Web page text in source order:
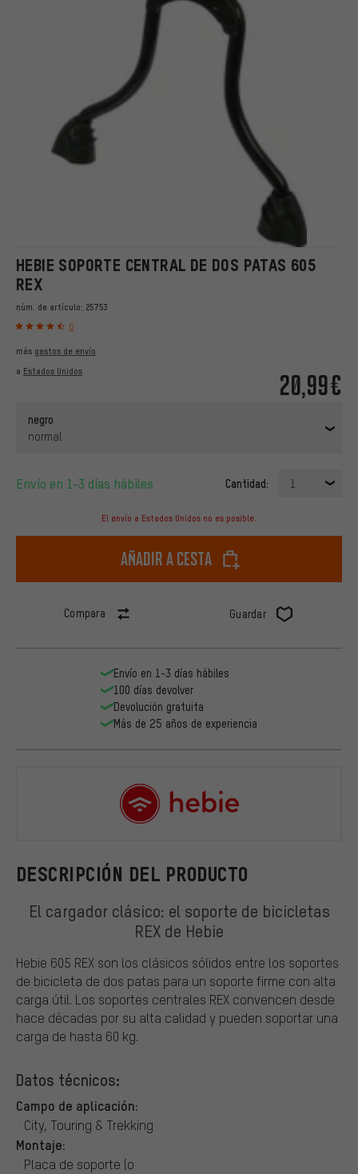
HEBIE SOPORTE CENTRAL DE DOS PATAS 605
REX
núm. de artículo: 25753
6
20,99€
más gastos de envío
a Estados Unidos
negro
normal
Envío en 1-3 días hábiles Cantidad: 1
El envío a Estados Unidos no es posible.
Añadir a cesta
Compara Guardar
DESCRIPCIÓN DEL PRODUCTO
El cargador clásico: el soporte de bicicletas
REX de Hebie
Hebie 605 REX son los clásicos sólidos entre los soportes
de bicicleta de dos patas para un soporte firme con alta
carga útil. Los soportes centrales REX convencen desde
hace décadas por su alta calidad y pueden soportar una
carga de hasta 60 kg.
Datos técnicos:
Campo de aplicación:
City, Touring & Trekking
Montaje:
Placa de soporte (o
Envío en 1-3 días hábiles
100 días devolver
Devolución gratuita
Más de 25 años de experiencia